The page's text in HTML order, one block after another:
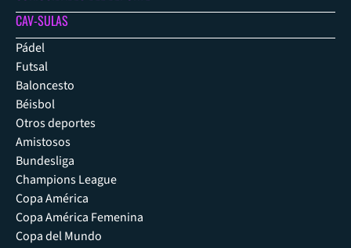
CAV-SULAS
Pádel
Futsal
Baloncesto
Béisbol
Otros deportes
Amistosos
Bundesliga
Champions League
Copa América
Copa América Femenina
Copa del Mundo